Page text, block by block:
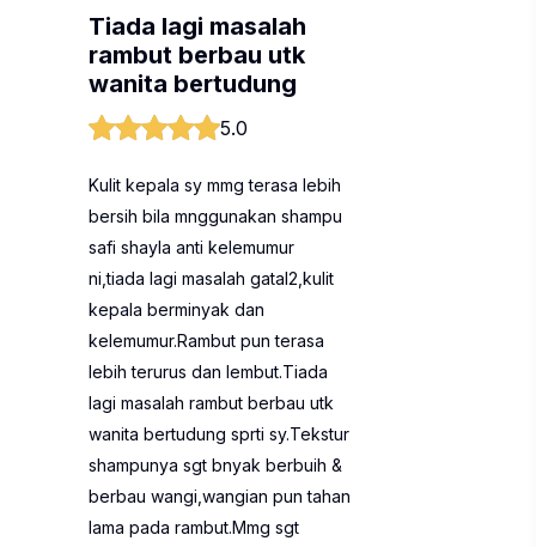
Tiada lagi masalah
rambut berbau utk
wanita bertudung
5.0
Kulit kepala sy mmg terasa lebih
bersih bila mnggunakan shampu
safi shayla anti kelemumur
ni,tiada lagi masalah gatal2,kulit
kepala berminyak dan
kelemumur.Rambut pun terasa
lebih terurus dan lembut.Tiada
lagi masalah rambut berbau utk
wanita bertudung sprti sy.Tekstur
shampunya sgt bnyak berbuih &
berbau wangi,wangian pun tahan
lama pada rambut.Mmg sgt